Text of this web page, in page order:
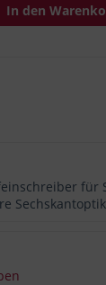
In den
für